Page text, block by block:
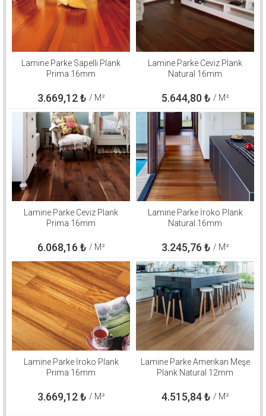
Lamine Parke Sapelli Plank
Prima 16mm
3.669,12₺ / M²
Lamine Parke Ceviz Plank
Natural 16mm
5.644,80₺ / M²
Lamine Parke Ceviz Plank
Prima 16mm
6.068,16 ₺ / M²
Lamine Parke İroko Plank
Natural 16mm
3.245,76 ₺ / M²
Lamine Parke İroko Plank
Prima 16mm
3.669,12₺ / M²
Lamine Parke Amerikan Meşe
Plank Natural 12mm
4.515,84₺ / M²